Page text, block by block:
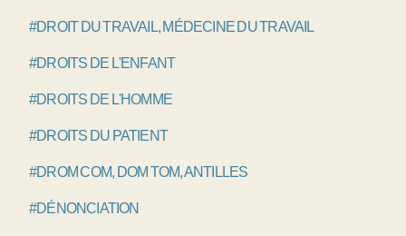
#DROIT DU TRAVAIL, MÉDECINE DU TRAVAIL
#DROITS DE L'ENFANT
#DROITS DE L'HOMME
#DROITS DU PATIENT
#DROM COM, DOM TOM, ANTILLES
#DÉNONCIATION